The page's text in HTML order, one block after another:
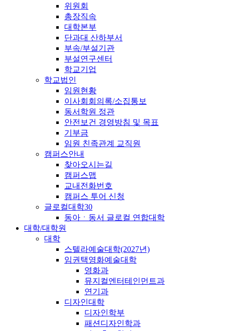
위원회
총장직속
대학본부
단과대 산하부서
부속/부설기관
부설연구센터
학교기업
학교법인
임원현황
이사회회의록/소집통보
동서학원 정관
안전보건 경영방침 및 목표
기부금
임원 친족관계 교직원
캠퍼스안내
찾아오시는길
캠퍼스맵
교내전화번호
캠퍼스 투어 신청
글로컬대학30
동아ㆍ동서 글로컬 연합대학
대학/대학원
대학
스텔라예술대학(2027년)
임권택영화예술대학
영화과
뮤지컬엔터테인먼트과
연기과
디자인대학
디자인학부
패션디자인학과